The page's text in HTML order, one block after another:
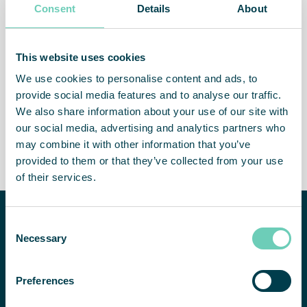
Consent Details About
This website uses cookies
We use cookies to personalise content and ads, to
provide social media features and to analyse our traffic.
We also share information about your use of our site with
our social media, advertising and analytics partners who
may combine it with other information that you’ve
provided to them or that they’ve collected from your use
of their services.
Selection
Necessary
Preferences
Czystsze i bezpieczniejsze
Bardziej wydajny personel
Wyższe przychody – więcej
czasu na wydawanie
pieniędzy
Bezproblemowa
eksploatacja rozwiązanie
dostarczane jako usługa
pomocy w
poprawie jakości
pomieszczeniach?
SKONTAKTUJ SIĘ Z NAMI